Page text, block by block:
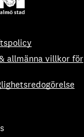
allmänna villkor för